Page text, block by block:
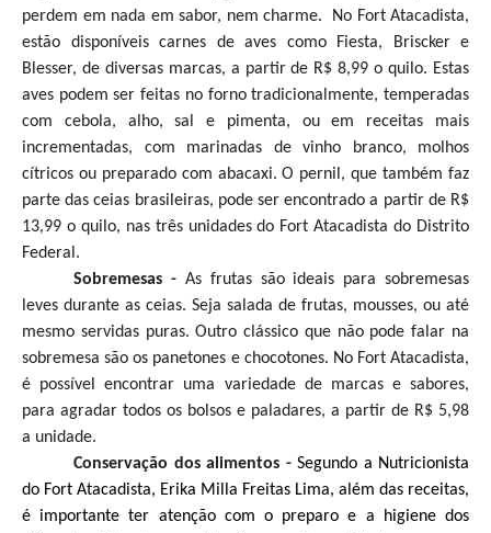
perdem em nada em sabor, nem charme. No Fort Atacadista,
estão disponíveis carnes de aves como Fiesta, Briscker e
Blesser, de diversas marcas, a partir de R$ 8,99 o quilo. Estas
aves podem ser feitas no forno tradicionalmente, temperadas
com cebola, alho, sal e pimenta, ou em receitas mais
incrementadas, com marinadas de vinho branco, molhos
cítricos ou preparado com abacaxi. O pernil, que também faz
parte das ceias brasileiras, pode ser encontrado a partir de R$
13,99 o quilo, nas três unidades do Fort Atacadista do Distrito
Federal.
Sobremesas - As frutas são ideais para sobremesas
leves durante as ceias. Seja salada de frutas, mousses, ou até
mesmo servidas puras. Outro clássico que não pode falar na
sobremesa são os panetones e chocotones. No Fort Atacadista,
é possível encontrar uma variedade de marcas e sabores,
para agradar todos os bolsos e paladares, a partir de R$ 5,98
a unidade.
Conservação dos alimentos - Segundo a Nutricionista
do Fort Atacadista, Erika Milla Freitas Lima, além das receitas,
é importante ter atenção com o preparo e a higiene dos